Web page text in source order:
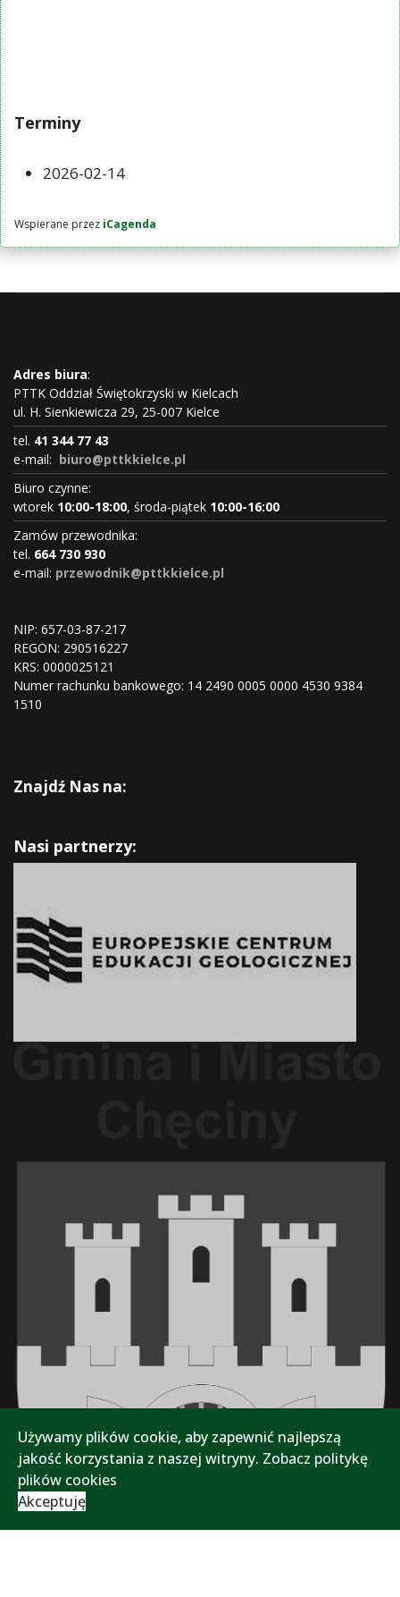
Terminy
2026-02-14
Wspierane przez iCagenda
Adres biura:
PTTK Oddział Świętokrzyski w Kielcach
ul. H. Sienkiewicza 29, 25-007 Kielce
tel. 41 344 77 43
e-mail: biuro@pttkkielce.pl
Biuro czynne:
wtorek 10:00-18:00, środa-piątek 10:00-16:00
Zamów przewodnika:
tel. 664 730 930
e-mail: przewodnik@pttkkielce.pl
NIP: 657-03-87-217
REGON: 290516227
KRS: 0000025121
Numer rachunku bankowego: 14 2490 0005 0000 4530 9384
1510
Znajdź Nas na:
Nasi partnerzy:
Używamy plików cookie, aby zapewnić najlepszą
jakość korzystania z naszej witryny. Zobacz politykę
plików cookies
Akceptuję